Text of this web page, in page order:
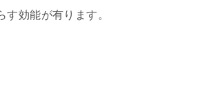
す効能が有ります。